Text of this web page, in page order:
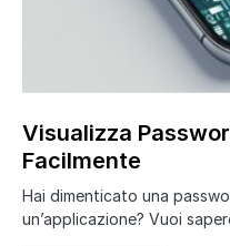
Visualizza
Facilmente
Hai dimenticato una
un’applicazione? Vuoi